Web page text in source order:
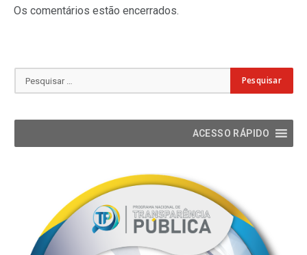
Os comentários estão encerrados.
ACESSO RÁPIDO